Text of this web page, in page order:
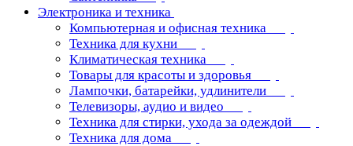
Электроника и техника
Компьютерная и офисная техника
Техника для кухни
Климатическая техника
Товары для красоты и здоровья
Лампочки, батарейки, удлинители
Телевизоры, аудио и видео
Техника для стирки, ухода за одеждой
Техника для дома